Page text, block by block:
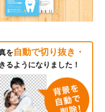
を自動で切り抜き・
るようになりました！